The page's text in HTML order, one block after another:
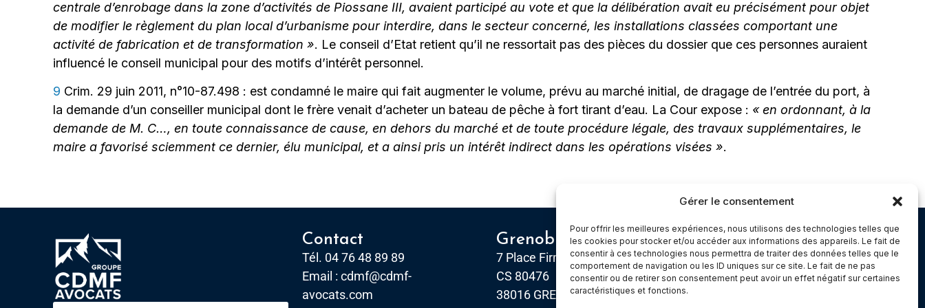
Gérer le consentement
Pour offrir les meilleures expériences, nous utilisons des technologies telles que
les cookies pour stocker et/ou accéder aux informations des appareils. Le fait de
consentir à ces technologies nous permettra de traiter des données telles que le
comportement de navigation ou les ID uniques sur ce site. Le fait de ne pas
consentir ou de retirer son consentement peut avoir un effet négatif sur certaines
caractéristiques et fonctions.
centrale d’enrobage dans la zone d’activités de Piossane III, avaient participé au vote et que la délibération avait eu précisément pour objet
de modifier le règlement du plan local d’urbanisme pour interdire, dans le secteur concerné, les installations classées comportant une
activité de fabrication et de transformation ». Le conseil d’Etat retient qu’il ne ressortait pas des pièces du dossier que ces personnes auraient
influencé le conseil municipal pour des motifs d’intérêt personnel.
9 Crim. 29 juin 2011, n°10-87.498 : est condamné le maire qui fait augmenter le volume, prévu au marché initial, de dragage de l’entrée du port, à
la demande d’un conseiller municipal dont le frère venait d’acheter un bateau de pêche à fort tirant d’eau. La Cour expose : « en ordonnant, à la
demande de M. C…, en toute connaissance de cause, en dehors du marché et de toute procédure légale, des travaux supplémentaires, le
maire a favorisé sciemment ce dernier, élu municipal, et a ainsi pris un intérêt indirect dans les opérations visées ».
Contact
Tél. 04 76 48 89 89
Email : cdmf@cdmf-
avocats.com
Grenoble
7 Place Firmin Gautier
CS 80476
38016 GRENOBLE, Cedex 1
Chambery
Immeuble le Paris
5 rue Claude Martin